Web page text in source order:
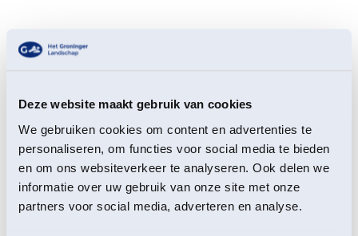
Deze website maakt gebruik van cookies
We gebruiken cookies om content en advertenties te
personaliseren, om functies voor social media te bieden
en om ons websiteverkeer te analyseren. Ook delen we
informatie over uw gebruik van onze site met onze
partners voor social media, adverteren en analyse.
Weet jij waar het noorden is? Of welke vogel daar
vliegt? Ga met een rugzak vol spullen en spannende
natuuropdrachten op pad rondom Bezoekerscentrum